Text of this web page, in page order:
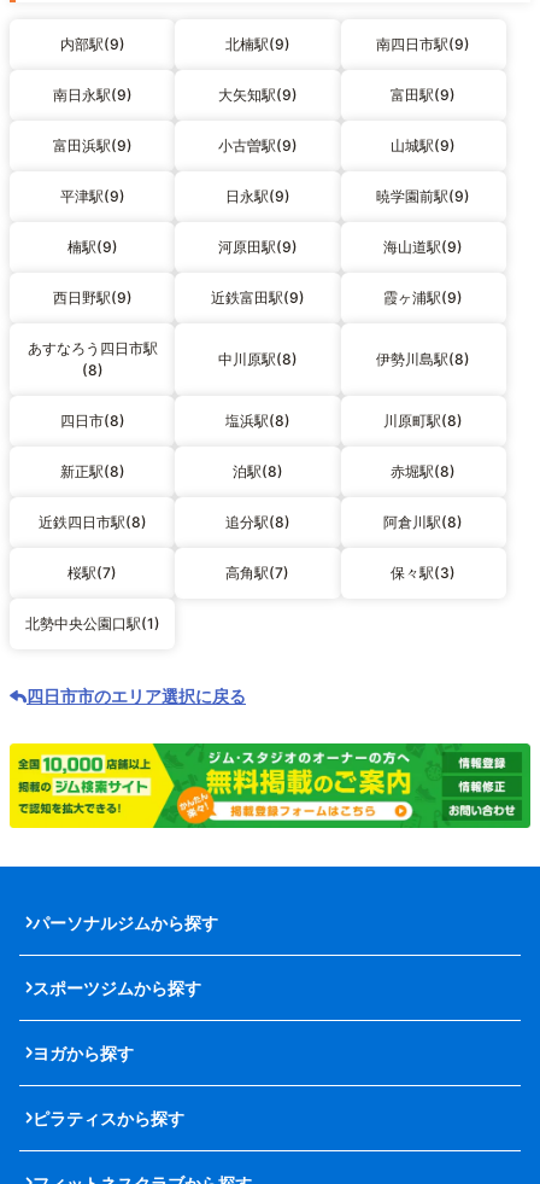
内部駅(9) 北楠駅(9) 南四日市駅(9)
南日永駅(9) 大矢知駅(9) 富田駅(9)
富田浜駅(9) 小古曽駅(9) 山城駅(9)
平津駅(9) 日永駅(9) 暁学園前駅(9)
楠駅(9) 河原田駅(9) 海山道駅(9)
西日野駅(9) 近鉄富田駅(9) 霞ヶ浦駅(9)
あすなろう四日市駅
(8)
中川原駅(8) 伊勢川島駅(8)
四日市(8) 塩浜駅(8) 川原町駅(8)
新正駅(8) 泊駅(8) 赤堀駅(8)
近鉄四日市駅(8) 追分駅(8) 阿倉川駅(8)
桜駅(7) 高角駅(7) 保々駅(3)
北勢中央公園口駅(1)
四日市市のエリア選択に戻る
パーソナルジムから探す
スポーツジムから探す
ヨガから探す
ピラティスから探す